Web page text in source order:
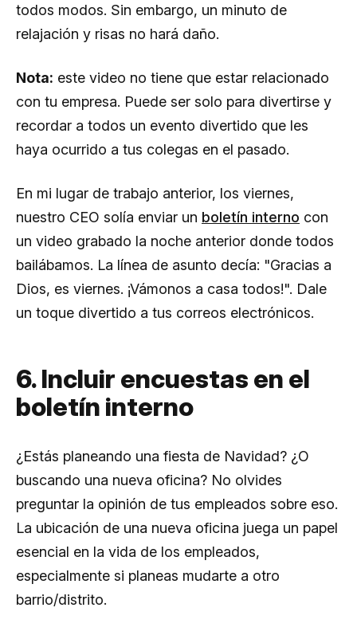
todos modos. Sin embargo, un minuto de
relajación y risas no hará daño.
Nota: este video no tiene que estar relacionado
con tu empresa. Puede ser solo para divertirse y
recordar a todos un evento divertido que les
haya ocurrido a tus colegas en el pasado.
En mi lugar de trabajo anterior, los viernes,
nuestro CEO solía enviar un boletín interno con
un video grabado la noche anterior donde todos
bailábamos. La línea de asunto decía: "Gracias a
Dios, es viernes. ¡Vámonos a casa todos!". Dale
un toque divertido a tus correos electrónicos.
6. Incluir encuestas en el
boletín interno
¿Estás planeando una fiesta de Navidad? ¿O
buscando una nueva oficina? No olvides
preguntar la opinión de tus empleados sobre eso.
La ubicación de una nueva oficina juega un papel
esencial en la vida de los empleados,
especialmente si planeas mudarte a otro
barrio/distrito.